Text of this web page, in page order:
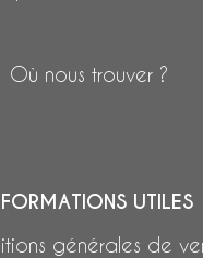
Où nous trouver ?
UTILES
générales de